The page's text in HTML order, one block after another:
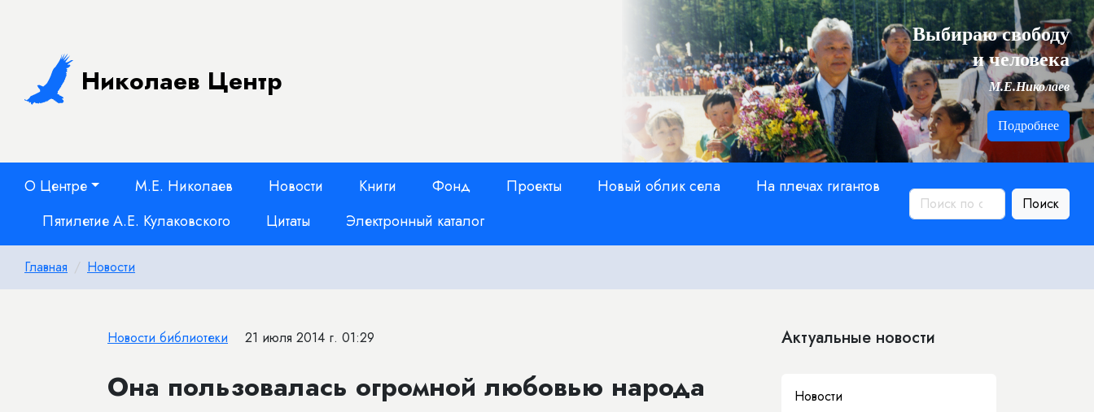
Николаев Центр
Выбираю свободу
и человека
М.Е.Николаев
Подробнее
О Центре М.Е. Николаев Новости Книги Фонд Проекты Новый облик села
На плечах гигантов
Пятилетие А.Е. Кулаковского
Цитаты Электронный каталог
Поиск
Главная Новости
Новости библиотеки 21 июля 2014 г. 01:29
Она пользовалась огромной любовью народа
Актуальные новости
Новости